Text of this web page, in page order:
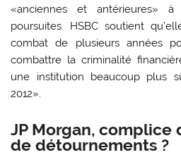
«anciennes et antérieures»
poursuites. HSBC soutient
combat de plusieurs années
combattre la criminalité
une institution beaucoup plus
2012».
JP Morgan,
de détournements ?